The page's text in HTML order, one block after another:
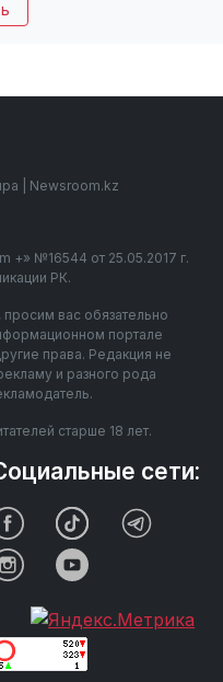
| Newsroom.kz
+» №16544 от 25.05.2017 г.
РК.
вас обязательно
портале
права. Редакция не
и разного рода
старше 18 лет.
сети: